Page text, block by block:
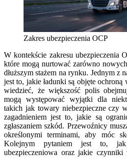
Zakres ubezpieczenia OCP
W kontekście zakresu ubezpieczenia
które mogą nurtować zarówno
dłuższym stażem na rynku. Jednym z
jest to, jakie ładunki są objęte
wiedzieć, że większość polis
mogą występować wyjątki dla
takich jak towary niebezpieczne czy
zagadnieniem jest to, jakie są
zgłaszaniem szkód. Przewoźnicy
określonymi terminami, aby móc
Kolejnym pytaniem jest to, jak
ubezpieczeniowa oraz jakie